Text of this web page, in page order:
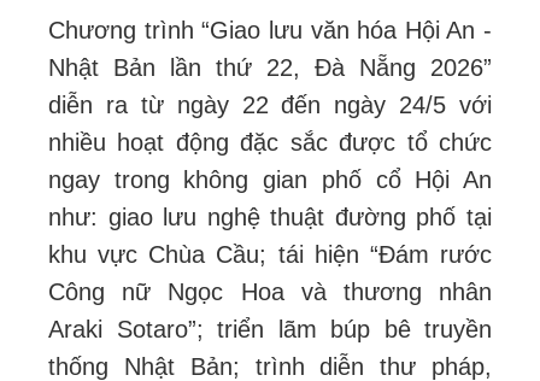
Chương trình “Giao lưu văn hóa Hội An -
Nhật Bản lần thứ 22, Đà Nẵng 2026”
diễn ra từ ngày 22 đến ngày 24/5 với
nhiều hoạt động đặc sắc được tổ chức
ngay trong không gian phố cổ Hội An
như: giao lưu nghệ thuật đường phố tại
khu vực Chùa Cầu; tái hiện “Đám rước
Công nữ Ngọc Hoa và thương nhân
Araki Sotaro”; triển lãm búp bê truyền
thống Nhật Bản; trình diễn thư pháp,